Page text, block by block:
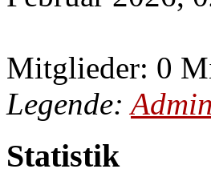
Mitglieder: 0
Legende:
Statistik